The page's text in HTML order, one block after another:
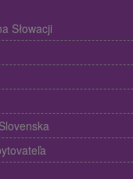
Słowacji